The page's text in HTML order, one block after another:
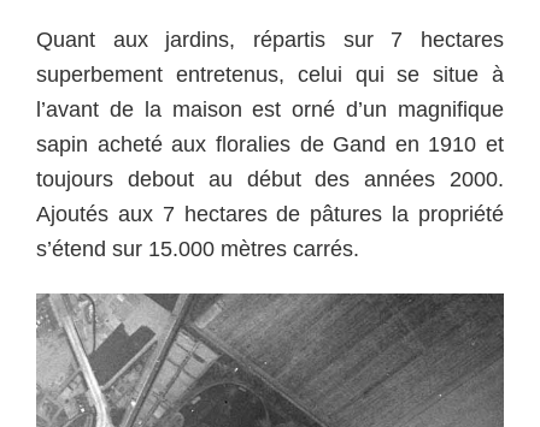
Quant aux jardins, répartis sur 7 hectares
superbement entretenus, celui qui se situe à
l’avant de la maison est orné d’un magnifique
sapin acheté aux floralies de Gand en 1910 et
toujours debout au début des années 2000.
Ajoutés aux 7 hectares de pâtures la propriété
s’étend sur 15.000 mètres carrés.